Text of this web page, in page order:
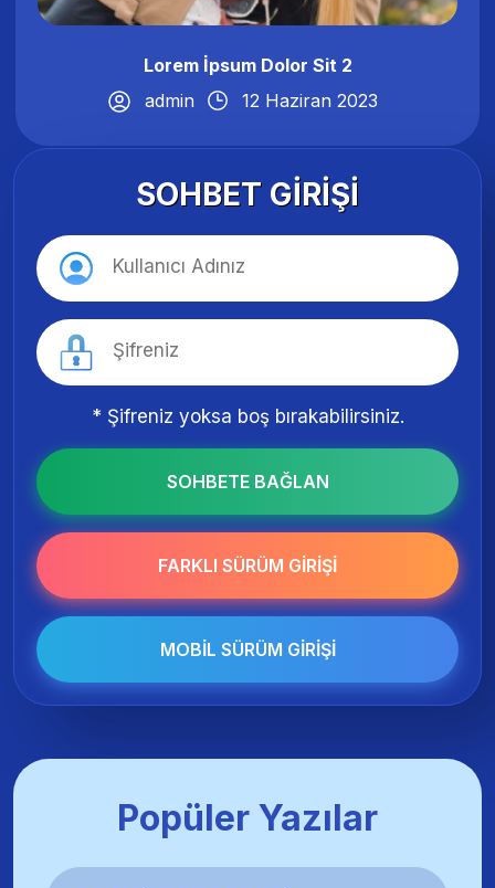
Lorem İpsum Dolor Sit 2
admin
12 Haziran 2023
SOHBET GIRIŞI
* Şifreniz yoksa boş bırakabilirsiniz.
SOHBETE BAĞLAN
FARKLI SÜRÜM GIRIŞI
MOBIL SÜRÜM GIRIŞI
Popüler Yazılar